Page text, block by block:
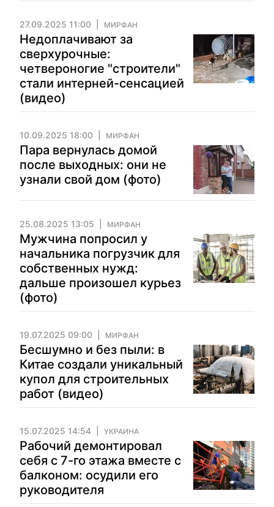
27.09.2025 11:00 МИРФАН
Недоплачивают за
сверхурочные:
четвероногие "строители"
стали интерней-сенсацией
(видео)
10.09.2025 18:00 МИРФАН
Пара вернулась домой
после выходных: они не
узнали свой дом (фото)
25.08.2025 13:05 МИРФАН
Мужчина попросил у
начальника погрузчик для
собственных нужд:
дальше произошел курьез
(фото)
19.07.2025 09:00 МИРФАН
Бесшумно и без пыли: в
Китае создали уникальный
купол для строительных
работ (видео)
15.07.2025 14:54 УКРАИНА
Рабочий демонтировал
себя с 7-го этажа вместе с
балконом: осудили его
руководителя